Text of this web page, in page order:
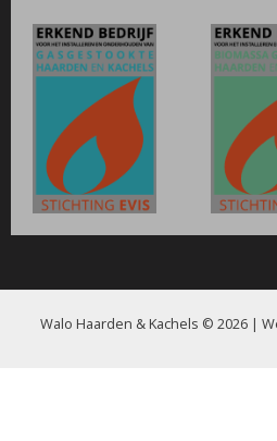
Walo Haarden & Kachels © 2026 |